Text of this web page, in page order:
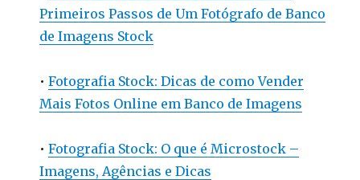
Primeiros Passos de Um Fotógrafo de Banco
de Imagens Stock
•Fotografia Stock: Dicas de como Vender
Mais Fotos Online em Banco de Imagens
•Fotografia Stock: O que é Microstock –
Imagens, Agências e Dicas